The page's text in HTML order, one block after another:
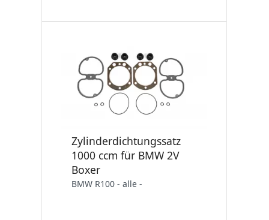
Zylinderdichtungssatz
1000 ccm für BMW 2V
Boxer
BMW R100 - alle -